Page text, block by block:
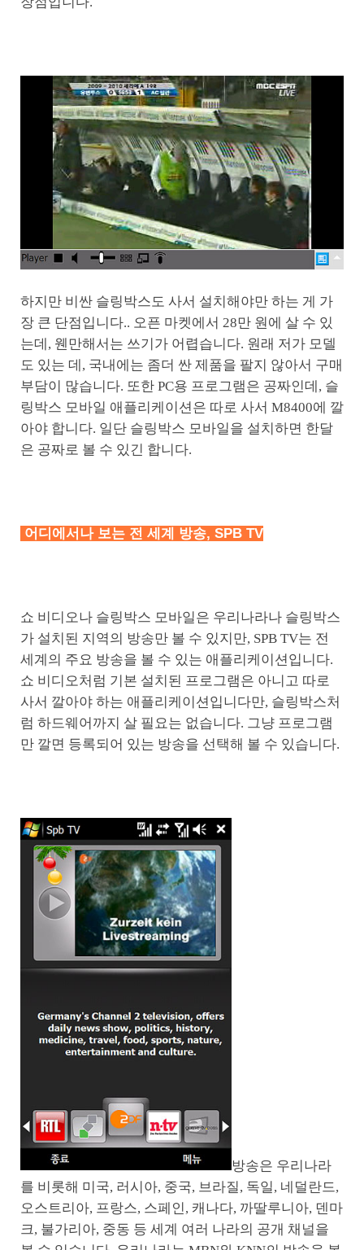
하지만 비싼 슬링박스도 사서 설치해야만 하는 게 가
장 큰 단점입니다.. 오픈 마켓에서 28만 원에 살 수 있
는데, 웬만해서는 쓰기가 어렵습니다. 원래 저가 모델
도 있는 데, 국내에는 좀더 싼 제품을 팔지 않아서 구매
부담이 많습니다. 또한 PC용 프로그램은 공짜인데, 슬
링박스 모바일 애플리케이션은 따로 사서 M8400에 깔
아야 합니다. 일단 슬링박스 모바일을 설치하면 한달
은 공짜로 볼 수 있긴 합니다.
어디에서나 보는 전 세계 방송, SPB TV
쇼 비디오나 슬링박스 모바일은 우리나라나 슬링박스
가 설치된 지역의 방송만 볼 수 있지만, SPB TV는 전
세계의 주요 방송을 볼 수 있는 애플리케이션입니다.
쇼 비디오처럼 기본 설치된 프로그램은 아니고 따로
사서 깔아야 하는 애플리케이션입니다만, 슬링박스처
럼 하드웨어까지 살 필요는 없습니다. 그냥 프로그램
만 깔면 등록되어 있는 방송을 선택해 볼 수 있습니다.
방송은 우리나라
를 비롯해 미국, 러시아, 중국, 브라질, 독일, 네덜란드,
오스트리아, 프랑스, 스페인, 캐나다, 까딸루니아, 덴마
크, 불가리아, 중동 등 세계 여러 나라의 공개 채널을